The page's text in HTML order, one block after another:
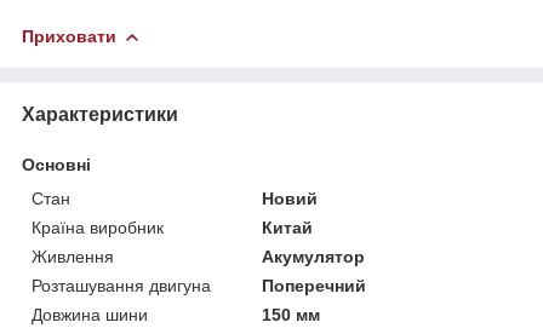
Приховати
Характеристики
Основні
Стан
Новий
Країна виробник
Китай
Живлення
Акумулятор
Розташування двигуна
Поперечний
Довжина шини
150 мм